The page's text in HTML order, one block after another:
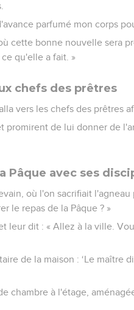
parfumé mon corps
cette bonne nouvelle sera
qu'elle a fait. »
chefs des prêtres
vers les chefs des prêtres
promirent de lui donner de
Pâque avec ses
où l'on sacrifiait
le repas de la Pâque ? »
leur dit : « Allez à la ville.
de la maison : ‘Le maître
chambre à l'étage,